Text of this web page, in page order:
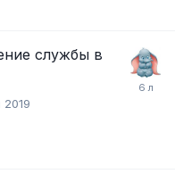
службы в